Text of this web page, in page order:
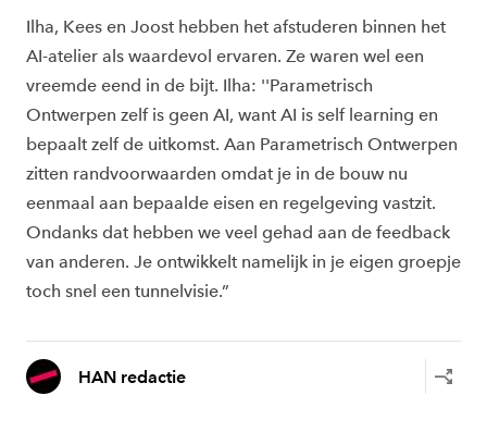
Ilha, Kees en Joost hebben het afstuderen binnen het
AI-atelier als waardevol ervaren. Ze waren wel een
vreemde eend in de bijt. Ilha: ''Parametrisch
Ontwerpen zelf is geen AI, want AI is self learning en
bepaalt zelf de uitkomst. Aan Parametrisch Ontwerpen
zitten randvoorwaarden omdat je in de bouw nu
eenmaal aan bepaalde eisen en regelgeving vastzit.
Ondanks dat hebben we veel gehad aan de feedback
van anderen. Je ontwikkelt namelijk in je eigen groepje
toch snel een tunnelvisie.”
HAN redactie